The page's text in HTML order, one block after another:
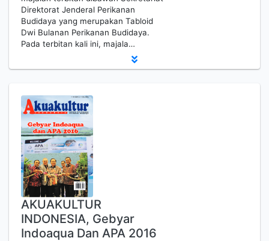
Direktorat Jenderal Perikanan
Budidaya yang merupakan Tabloid
Dwi Bulanan Perikanan Budidaya.
Pada terbitan kali ini, majala…
AKUAKULTUR
INDONESIA, Gebyar
Indoaqua Dan APA 2016